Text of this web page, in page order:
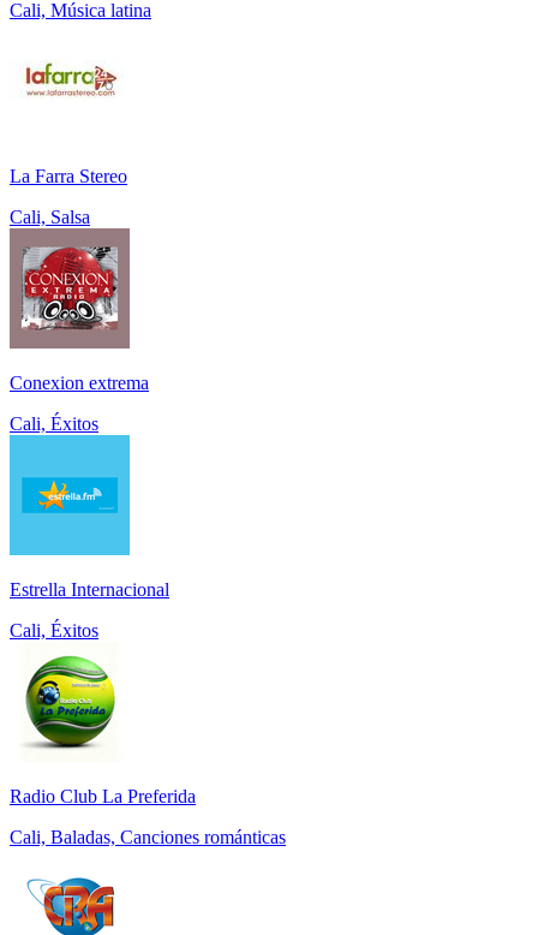
Cali, Música latina
La Farra Stereo
Cali, Salsa
Conexion extrema
Cali, Éxitos
Estrella Internacional
Cali, Éxitos
Radio Club La Preferida
Cali, Baladas, Canciones románticas